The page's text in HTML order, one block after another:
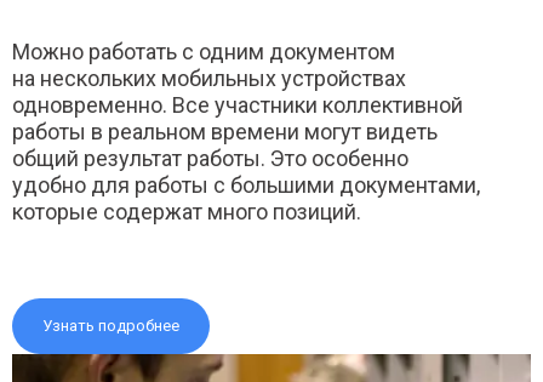
Можно работать с одним документом
на нескольких мобильных устройствах
одновременно. Все участники коллективной
работы в реальном времени могут видеть
общий результат работы. Это особенно
удобно для работы с большими документами,
которые содержат много позиций.
Узнать подробнее